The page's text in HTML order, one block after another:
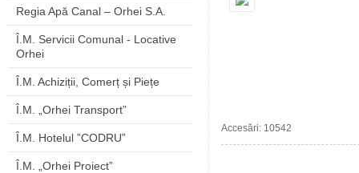
Regia Apă Canal – Orhei S.A.
Î.M. Servicii Comunal - Locative
Orhei
Î.M. Achiziții, Comerț și Piețe
Î.M. „Orhei Transport”
Î.M. Hotelul ”CODRU”
Î.M. „Orhei Proiect”
Accesări: 10542